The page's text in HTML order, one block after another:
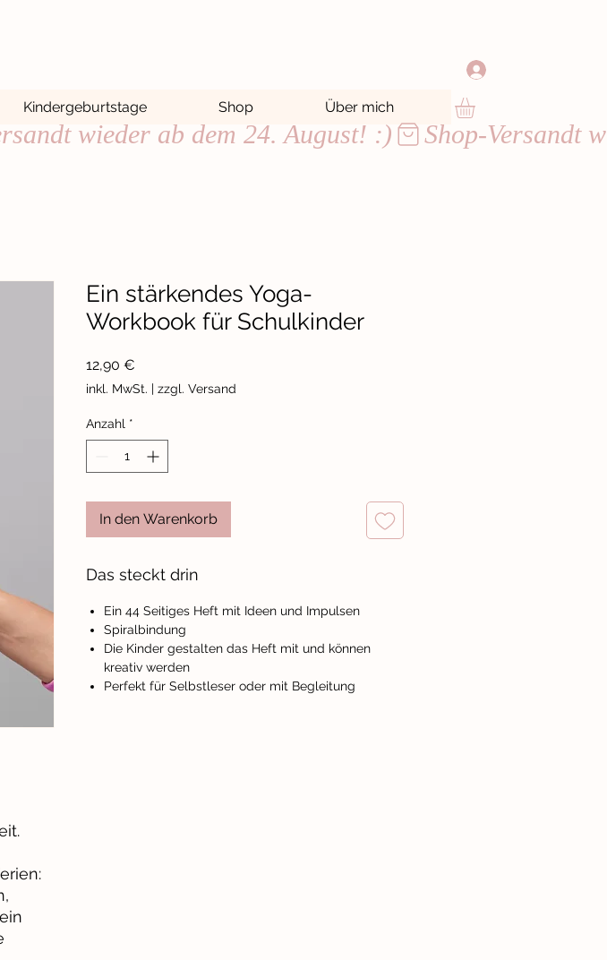
Kindergeburtstage Shop Über mich
Ein stärkendes Yoga-
Workbook für Schulkinder
12,90 €
inkl. MwSt. | zzgl. Versand
Anzahl *
In den Warenkorb
Das steckt drin
Ein 44 Seitiges Heft mit Ideen und Impulsen
Spiralbindung
Die Kinder gestalten das Heft mit und können
kreativ werden
Perfekt für Selbstleser oder mit Begleitung